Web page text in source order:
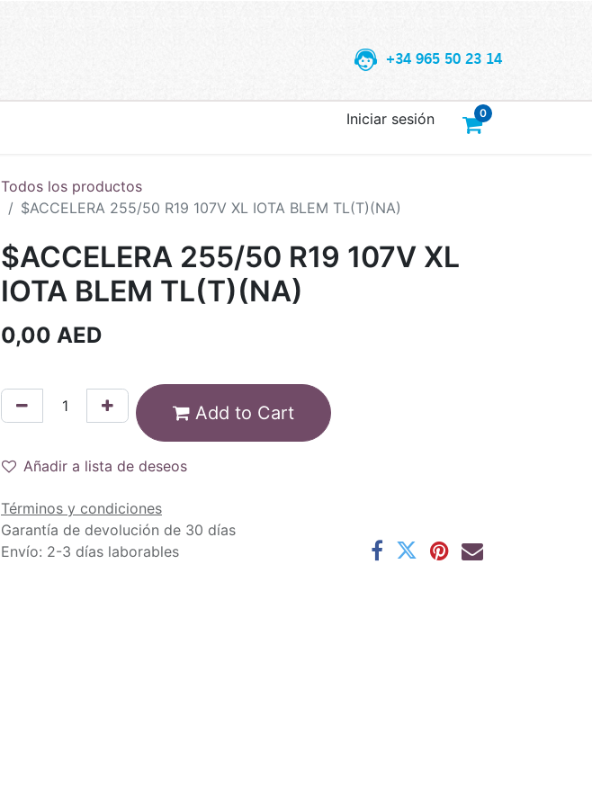
+34 965 50 23 14
0
Iniciar sesión
Todos los productos
$ACCELERA 255/50 R19 107V XL IOTA BLEM TL(T)(NA)
$ACCELERA 255/50 R19 107V XL
IOTA BLEM TL(T)(NA)
0,00 AED
Add to Cart
Añadir a lista de deseos
Términos y condiciones
Garantía de devolución de 30 días
Envío: 2-3 días laborables